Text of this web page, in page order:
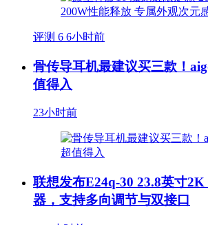
评测 6 6小时前
骨传导耳机最建议买三款！
值得入
23小时前
联想发布E24q-30 23.8英寸
器，支持多向调节与双接口